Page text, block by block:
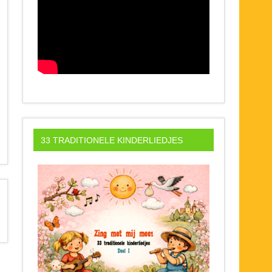
33 TRADITIONELE KINDERLIEDJES